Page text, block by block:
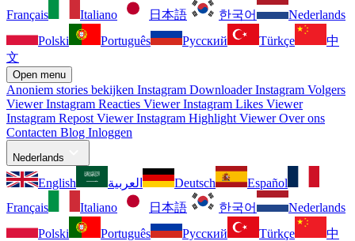
Français
Italiano 日本語 한국어
Nederlands
Polski
Português Русский Türkçe
中
文
Open menu
Anoniem stories bekijken Instagram DownloaderInstagram Volgers
ViewerInstagram Reacties ViewerInstagram Likes Viewer
Instagram Repost ViewerInstagram Highlight ViewerOver ons
Contacten Blog Inloggen
Nederlands
English العربية Deutsch
Español
Français
Italiano 日本語 한국어
Nederlands
Polski
Português Русский Türkçe
中